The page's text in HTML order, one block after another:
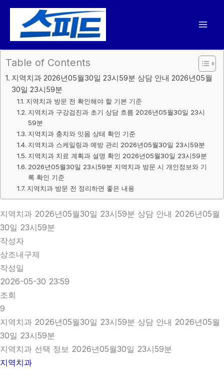
건
너
Table of Contents
지역치과 2026년05월30일 23시59분 상담 안내 2026년05월
30일 23시59분
지역치과 방문 전 확인해야 할 기본 기준
지역치과 구강검진과 초기 상담 흐름 2026년05월30일 23시
59분
지역치과 충치와 잇몸 상태 확인 기준
지역치과 스케일링과 예방 관리 2026년05월30일 23시59분
지역치과 치료 계획과 설명 확인 2026년05월30일 23시59분
2026년05월30일 23시59분 지역치과 방문 시 개인정보와 기
록 확인 기준
지역치과 방문 전 정리하면 좋은 내용
지역치과 2026년05월30일 23시59분 상담 안내 2026년05월
30일 23시59분
작성자
상조내구제
작성일
2026-05-30 23:59
조회
9
지역치과 2026년05월30일 23시59분 상담 안내 2026년05월
30일 23시59분
지역치과 선택 정보 2026년05월30일 23시59분
지역치과